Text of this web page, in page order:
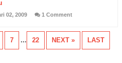
02, 2009 1 Comment
7 ... 22 NEXT » LAST